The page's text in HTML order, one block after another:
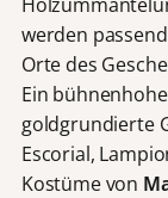
werden
Orte des
Ein
goldgrundierte
Escorial,
Kostüme von